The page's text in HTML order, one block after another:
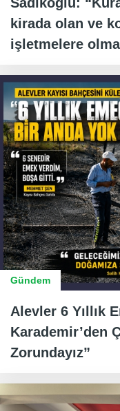
kirada olan ve
işletmelere
Gündem
Alevler 6 Yıllık
Karademir’den
Zorundayız”